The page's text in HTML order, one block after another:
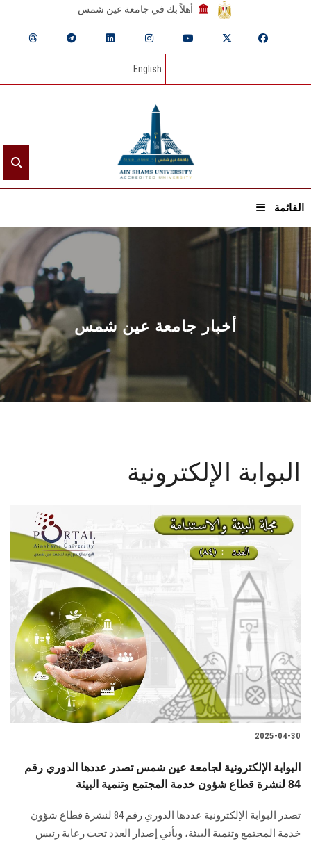
أهلاً بك في جامعة عين شمس
English
القائمة
الرئيسيـة
عن الجامعة
القطاعـات
الشئون الأكاديمية
البحث العلمي
الأنظمة الذكية
الإعلام
تواصل معنا
الطلاب
هيئة التدريس
الدراسات العليا
الزائـرون
أخبار جامعة عين شمس
البوابة الإلكترونية
2025-04-30
البوابة الإلكترونية لجامعة عين شمس تصدر عددها الدوري رقم
84 لنشرة قطاع شؤون خدمة المجتمع وتنمية البيئة
تصدر البوابة الإلكترونية عددها الدوري رقم 84 لنشرة قطاع شؤون
خدمة ‏المجتمع وتنمية البيئة‎، ويأتي إصدار العدد تحت رعاية رئيس